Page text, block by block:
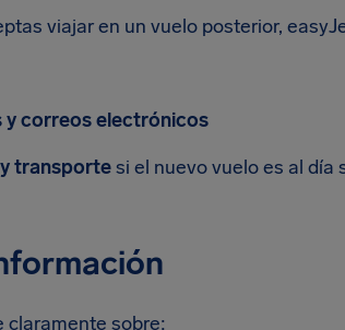
viajar en un vuelo posterior,
y correos electrónicos
transportesi el nuevo vuelo es al día
claramente sobre: